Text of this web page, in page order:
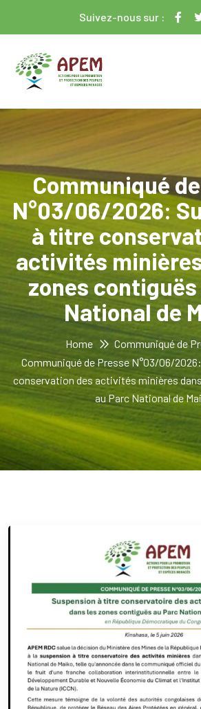
Suivez-nous sur :
Communiqué
N°03/06/2026:
à titre
activités
zones
National de
Home
Communiqué de
Communiqué de Presse N°03/06/
conservation des activités minières
au Parc National de